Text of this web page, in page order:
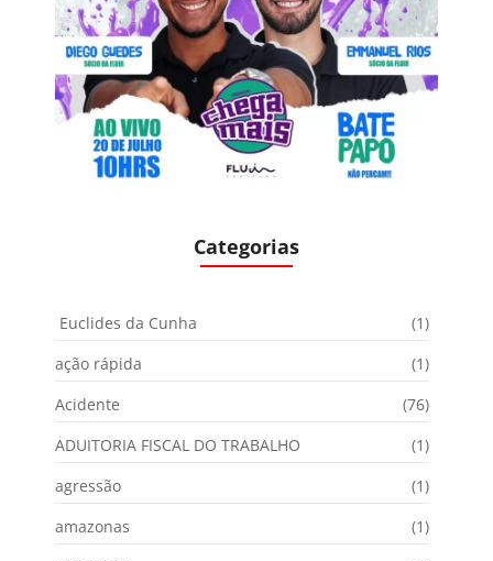
Categorias
Euclides da Cunha
(1)
ação rápida
(1)
Acidente
(76)
ADUITORIA FISCAL DO TRABALHO
(1)
agressão
(1)
amazonas
(1)